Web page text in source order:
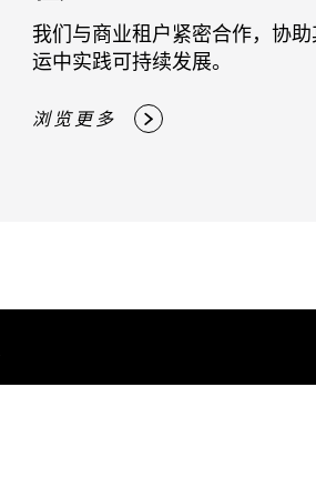
我们与商业租户紧密合作，协
运中实践可持续发展。
浏览更多